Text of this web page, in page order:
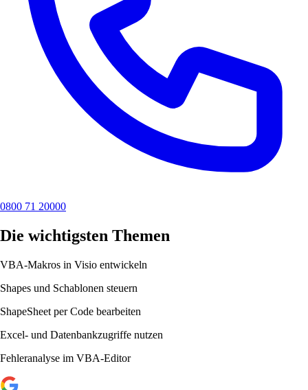
0800 71 20000
Die wichtigsten Themen
VBA-Makros in Visio entwickeln
Shapes und Schablonen steuern
ShapeSheet per Code bearbeiten
Excel- und Datenbankzugriffe nutzen
Fehleranalyse im VBA-Editor